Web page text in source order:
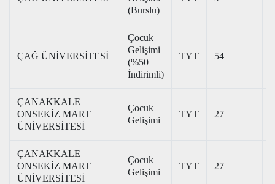
(Burslu)
ÇAĞ ÜNİVERSİTESİ
Çocuk
Gelişimi
(%50
İndirimli)
TYT 54
ÇANAKKALE
ONSEKİZ MART
ÜNİVERSİTESİ
Çocuk
Gelişimi
TYT 27
ÇANAKKALE
ONSEKİZ MART
ÜNİVERSİTESİ
Çocuk
Gelişimi
TYT 27